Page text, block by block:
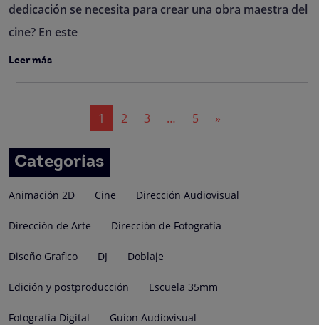
dedicación se necesita para crear una obra maestra del
cine? En este
Leer más
entradas
1 2 3 … 5 »
Categorías
Animación 2D Cine Dirección Audiovisual
Dirección de Arte Dirección de Fotografía
Diseño Grafico DJ Doblaje
Edición y postproducción Escuela 35mm
Fotografía Digital Guion Audiovisual